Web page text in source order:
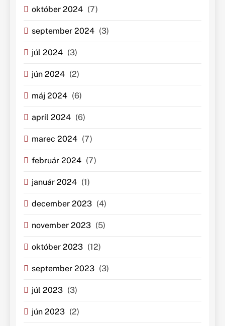
október 2024 (7)
september 2024 (3)
júl 2024 (3)
jún 2024 (2)
máj 2024 (6)
apríl 2024 (6)
marec 2024 (7)
február 2024 (7)
január 2024 (1)
december 2023 (4)
november 2023 (5)
október 2023 (12)
september 2023 (3)
júl 2023 (3)
jún 2023 (2)